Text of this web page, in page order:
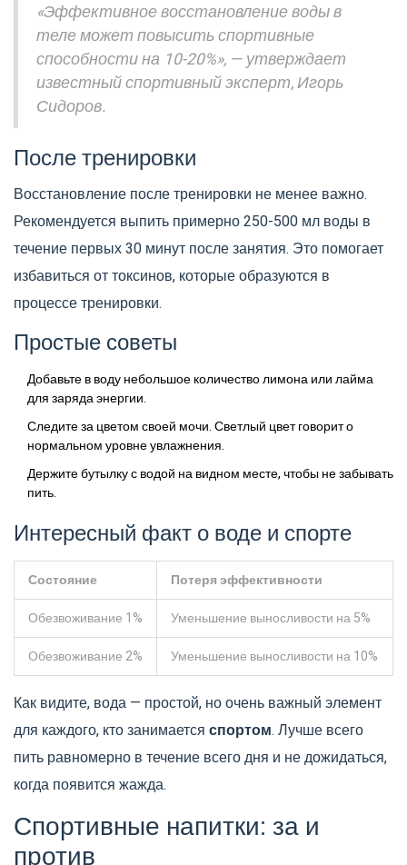
«Эффективное восстановление воды в
теле может повысить спортивные
способности на 10-20%», — утверждает
известный спортивный эксперт, Игорь
Сидоров.
После тренировки
Восстановление после тренировки не менее важно.
Рекомендуется выпить примерно 250-500 мл воды в
течение первых 30 минут после занятия. Это помогает
избавиться от токсинов, которые образуются в
процессе тренировки.
Простые советы
Добавьте в воду небольшое количество лимона или лайма
для заряда энергии.
Следите за цветом своей мочи. Светлый цвет говорит о
нормальном уровне увлажнения.
Держите бутылку с водой на видном месте, чтобы не забывать
пить.
Интересный факт о воде и спорте
Состояние
Потеря эффективности
Обезвоживание 1%
Уменьшение выносливости на 5%
Обезвоживание 2%
Уменьшение выносливости на 10%
Как видите, вода — простой, но очень важный элемент
для каждого, кто занимается спортом. Лучше всего
пить равномерно в течение всего дня и не дожидаться,
когда появится жажда.
Спортивные напитки: за и
против